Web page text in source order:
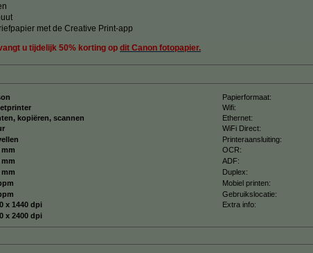
met de Creative Print-app
u tijdelijk 50% korting op dit Canon fotopapier.
Papierformaat:
Wifi:
kopiëren, scannen Ethernet:
WiFi Direct:
Printeraansluiting:
mm OCR:
mm ADF:
mm Duplex:
Mobiel printen:
Gebruikslocatie:
x 1440 dpi Extra info:
x 2400 dpi